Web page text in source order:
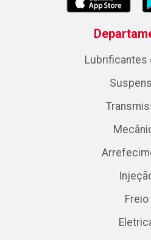
Lubrificantes
Freio